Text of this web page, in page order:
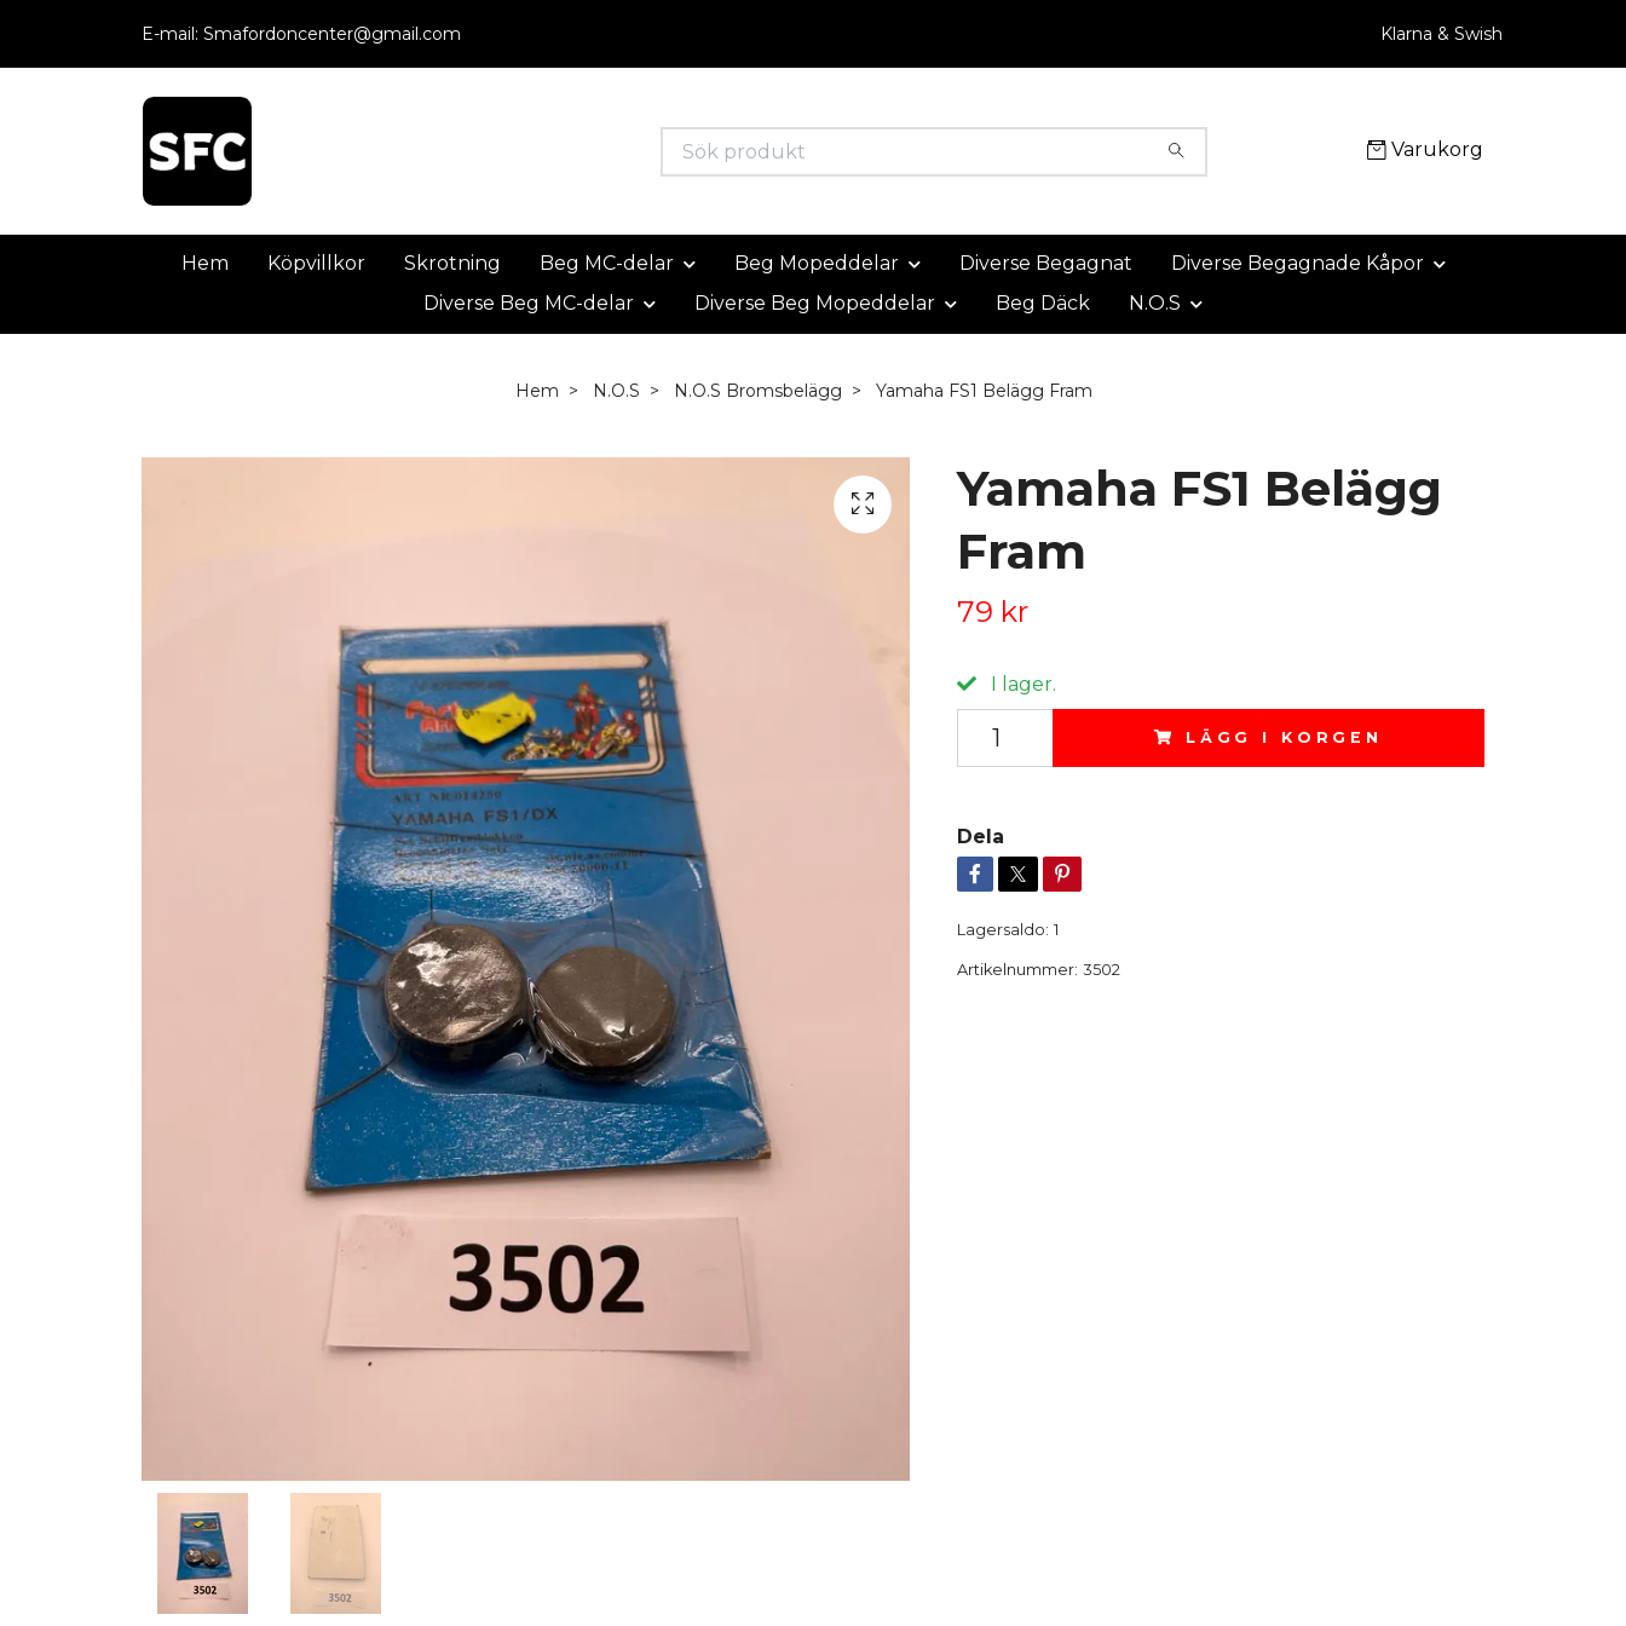
E-mail: Smafordoncenter@gmail.com Klarna & Swish
Varukorg
Hem Köpvillkor Skrotning Beg MC-delar Beg Mopeddelar Diverse Begagnat
Diverse Begagnade Kåpor
Diverse Beg MC-delar
Diverse Beg Mopeddelar Beg Däck N.O.S
Hem N.O.S N.O.S Bromsbelägg Yamaha FS1 Belägg Fram
Yamaha FS1 Belägg
Fram
79 kr
I lager.
LÄGG I KORGEN
Dela
Lagersaldo: 1
Artikelnummer: 3502